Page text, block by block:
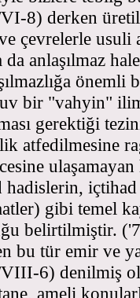
8) derken
çevrelerle usuli
da anlaşılmaz
önemli
bir "vahyin"
gerektiği
atfedilmesine
hadislerin,
gibi temel
belirtilmiştir.
bu tür emir ve
6) denilmiş
ameli